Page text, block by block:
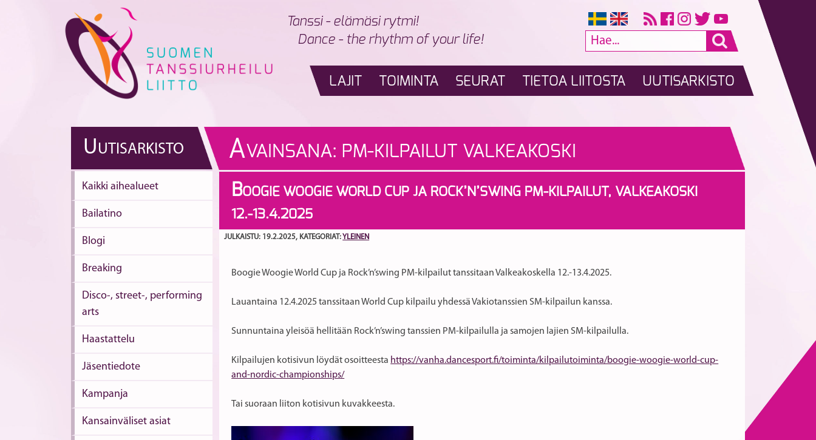
Tanssi - elämäsi rytmi!
Dance - the rhythm of your life!
LAJIT TOIMINTA SEURAT TIETOA LIITOSTA UUTISARKISTO
UUTISARKISTO
Kaikki aihealueet
Bailatino
Blogi
Breaking
Disco-, street-, performing
arts
Haastattelu
Jäsentiedote
Kampanja
Kansainväliset asiat
AVAINSANA: PM-KILPAILUT VALKEAKOSKI
BOOGIE WOOGIE WORLD CUP JA ROCK’N’SWING PM-KILPAILUT, VALKEAKOSKI
12.-13.4.2025
JULKAISTU: 19.2.2025, KATEGORIAT:YLEINEN
Boogie Woogie World Cup ja Rock’n’swing PM-kilpailut tanssitaan Valkeakoskella 12.-13.4.2025.
Lauantaina 12.4.2025 tanssitaan World Cup kilpailu yhdessä Vakiotanssien SM-kilpailun kanssa.
Sunnuntaina yleisöä hellitään Rock’n’swing tanssien PM-kilpailulla ja samojen lajien SM-kilpailulla.
Kilpailujen kotisivun löydät osoitteesta https://vanha.dancesport.fi/toiminta/kilpailutoiminta/boogie-woogie-world-cup-
and-nordic-championships/
Tai suoraan liiton kotisivun kuvakkeesta.